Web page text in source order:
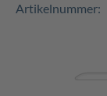
Artikelnummer: